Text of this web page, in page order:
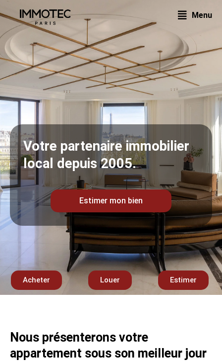
au
contenu
Menu
Votre partenaire immobilier
local depuis 2005.
Estimer mon bien
Acheter Louer Estimer
Nous présenterons votre
appartement sous son meilleur jour